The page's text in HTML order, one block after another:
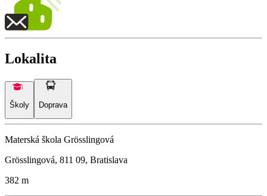
Lokalita
Školy Doprava
Materská škola Grösslingová
Grösslingová, 811 09, Bratislava
382 m